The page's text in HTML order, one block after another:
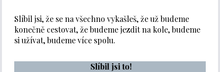
Slíbil jsi, že se na všechno vykašleš, že už budeme
konečně cestovat, že budeme jezdit na kole, budeme
si užívat, budeme více spolu.
Slíbil jsi to!